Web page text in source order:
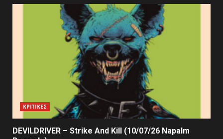
ΚΡΙΤΙΚΕΣ
DEVILDRIVER – Strike And Kill (10/07/26 Napalm